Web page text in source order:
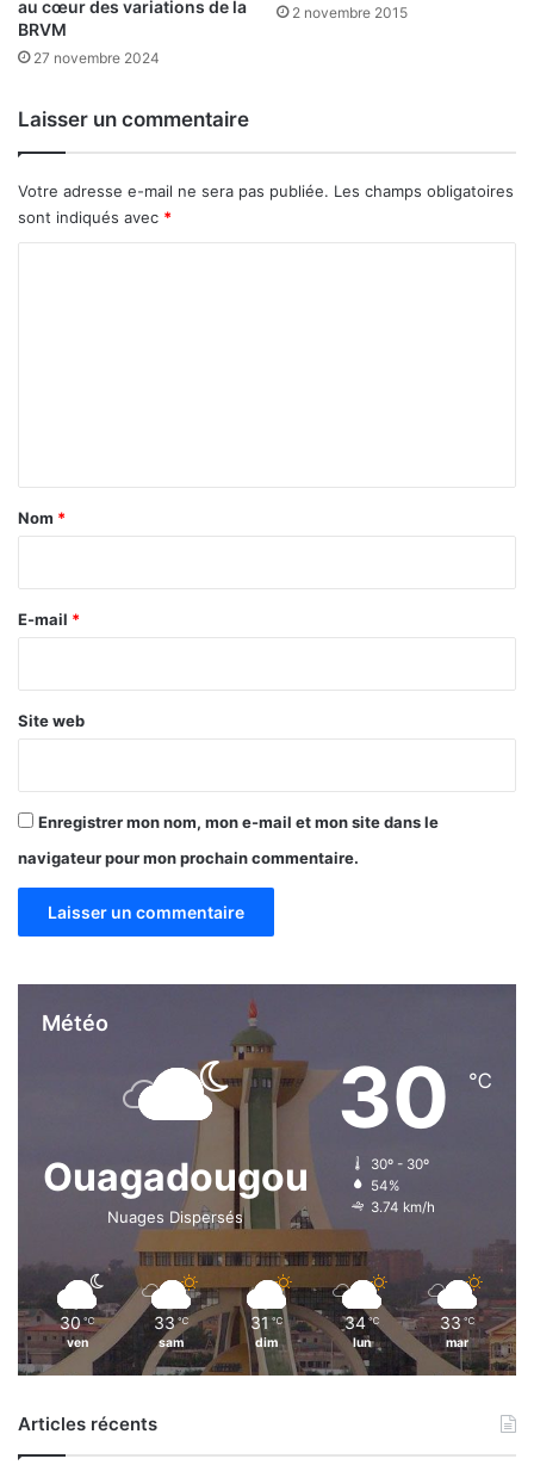
l
u
s
3
5
i
M
A
B
C
I
G
I
au cœur des variations de la
BRVM
27 novembre 2024
2 novembre 2015
Laisser un commentaire
Votre adresse e-mail ne sera pas publiée. Les champs obligatoires
sont indiqués avec *
a
e
Nom *
E-mail *
Site web
Enregistrer mon nom, mon e-mail et mon site dans le
navigateur pour mon prochain commentaire.
Météo
Ouagadougou
Nuages Dispersés
30 ℃
30º - 30º
54%
3.74 km/h
30 ℃
ven
33 ℃
sam
31 ℃
dim
34 ℃
lun
33 ℃
mar
Articles récents